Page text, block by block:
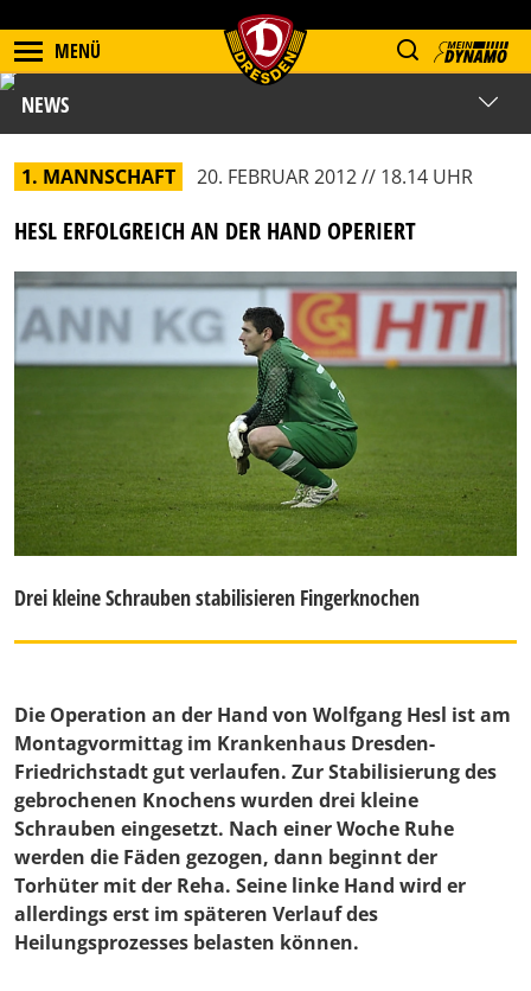
MENÜ
NEWS
1. MANNSCHAFT 20. FEBRUAR 2012 // 18.14 UHR
HESL ERFOLGREICH AN DER HAND OPERIERT
Drei kleine Schrauben stabilisieren Fingerknochen
Die Operation an der Hand von Wolfgang Hesl ist am
Montagvormittag im Krankenhaus Dresden-
Friedrichstadt gut verlaufen. Zur Stabilisierung des
gebrochenen Knochens wurden drei kleine
Schrauben eingesetzt. Nach einer Woche Ruhe
werden die Fäden gezogen, dann beginnt der
Torhüter mit der Reha. Seine linke Hand wird er
allerdings erst im späteren Verlauf des
Heilungsprozesses belasten können.